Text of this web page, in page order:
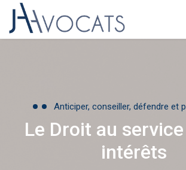
Anticiper, conseiller, défendre et
Le Droit au
intérêts